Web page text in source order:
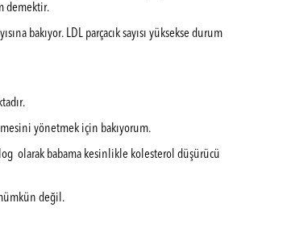
demektir.
bakıyor. LDL parçacık sayısı yüksekse durum
yönetmek için bakıyorum.
olarak babama kesinlikle kolesterol düşürücü
değil.